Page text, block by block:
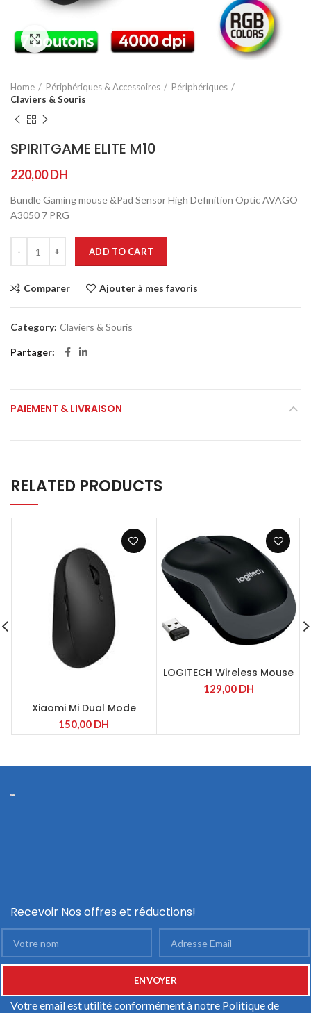
Agrandir
Home Périphériques & Accessoires
Périphériques
Claviers & Souris
SPIRITGAME ELITE M10
220,00DH
Bundle Gaming mouse &Pad Sensor High Definition Optic AVAGO
A3050 7 PRG
ADD TO CART
Comparer Ajouter à mes favoris
Category: Claviers & Souris
Partager
PAIEMENT & LIVRAISON
RELATED PRODUCTS
Xiaomi Mi Dual Mode
Wireless Mouse Silent
Edition Noir (HLK4041GL)
150,00 DH
LOGITECH Wireless Mouse
M185 Grise
129,00 DH
Recevoir Nos offres et réductions!
Votre email est utilité conformément à notre Politique de